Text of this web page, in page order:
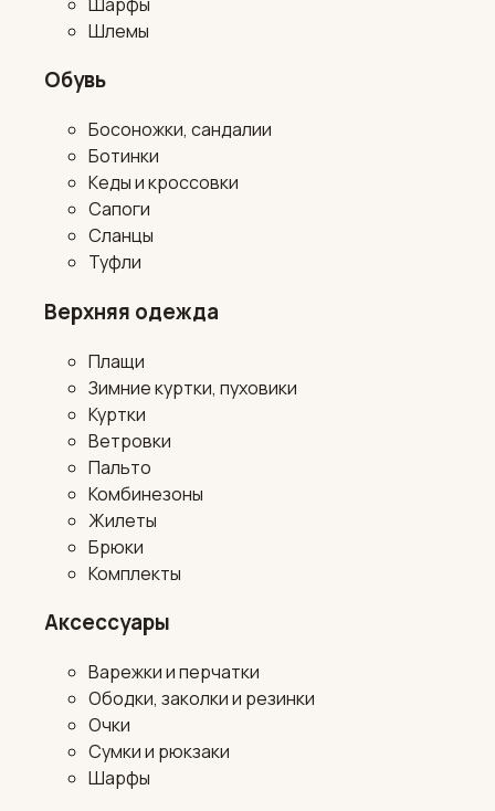
Шлемы
Обувь
Босоножки, сандалии
Ботинки
Кеды и кроссовки
Сапоги
Сланцы
Туфли
Верхняя одежда
Плащи
Зимние куртки, пуховики
Куртки
Ветровки
Пальто
Комбинезоны
Жилеты
Брюки
Комплекты
Аксессуары
Варежки и перчатки
Ободки, заколки и резинки
Очки
Сумки и рюкзаки
Шарфы